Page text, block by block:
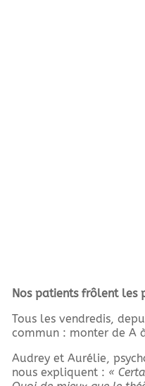
Nos patients frôlent les
Tous les vendredis,
commun : monter de A
Audrey et Aurélie,
nous expliquent : «